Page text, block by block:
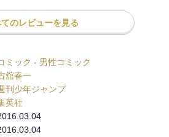
でウシワカに余裕でついていくくらい
だらかなー。
なってやっと本格始動か？！
るよね？
表になるなんてうまくいきすぎと思う
けると予想。
のレビューを見る
ミック - 男性コミック
舘春一
刊少年ジャンプ
英社